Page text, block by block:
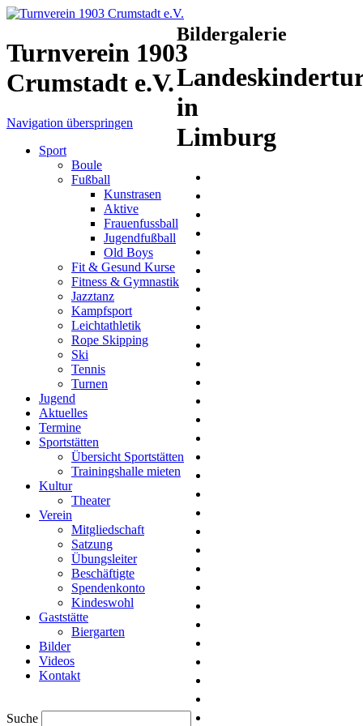
Turnverein 1903
Crumstadt e.V.
Navigation überspringen
Sport
Boule
Fußball
Kunstrasen
Aktive
Frauenfussball
Jugendfußball
Old Boys
Fit & Gesund Kurse
Fitness & Gymnastik
Jazztanz
Kampfsport
Leichtathletik
Rope Skipping
Ski
Tennis
Turnen
Jugend
Aktuelles
Termine
Sportstätten
Übersicht Sportstätten
Trainingshalle mieten
Kultur
Theater
Verein
Mitgliedschaft
Satzung
Übungsleiter
Beschäftigte
Spendenkonto
Kindeswohl
Gaststätte
Biergarten
Bilder
Videos
Kontakt
Suche
Bildergalerie
in
Limburg